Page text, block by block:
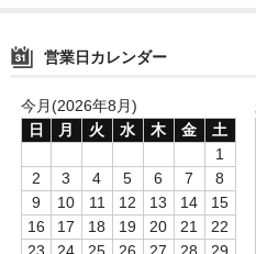
ヴェポライザー
PAX
DAVINCI
営業日カレンダー
今月(2026年8月)
日
月 火 水 木 金
土
1
2
3 4 5 6 7
8
9
10 11 12 13 14
15
16
17 18 19 20 21
22